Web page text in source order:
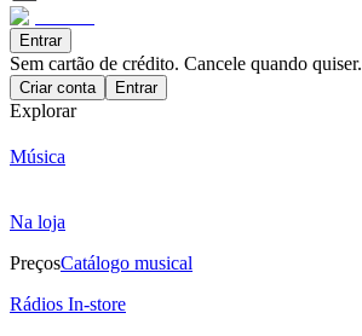
Entrar
Sem cartão de crédito. Cancele quando quiser.
Criar conta Entrar
Explorar
Música
Na loja
PreçosCatálogo musical
Rádios In-store